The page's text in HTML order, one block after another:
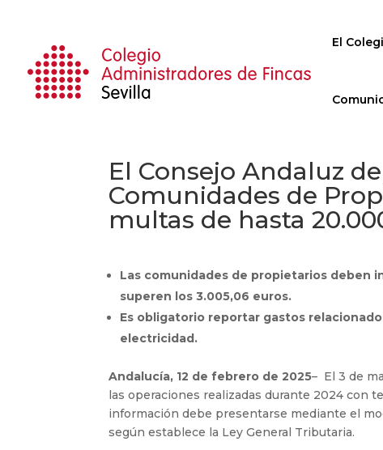
El
El Consejo Andaluz
Comunidades de
multas de hasta
Las comunidades de propietarios deben
superen los 3.005,06 euros.
Es obligatorio reportar gastos
electricidad.
Andalucía, 12 de febrero de 2025– El 3 de
las operaciones realizadas durante 2024 con
información debe presentarse mediante el
según establece la Ley General Tributaria.